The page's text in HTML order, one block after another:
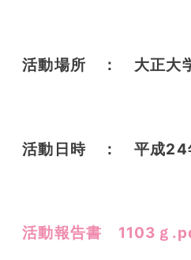
活動場所 ： 大正大
活動日時 ： 平成24
活動報告書 1103ｇ